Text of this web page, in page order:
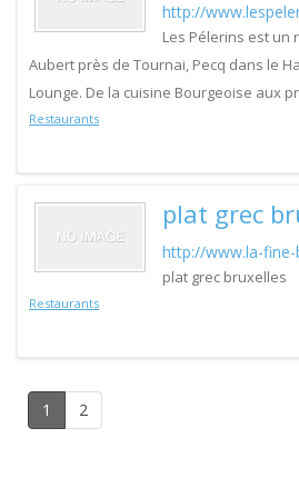
http://
Les Pélerins est un
Aubert près de Tournai, Pecq dans le
Lounge. De la cuisine Bourgeoise aux
Restaurants
plat grec
http://www.la-fine-
plat grec bruxelles
Restaurants
1 2